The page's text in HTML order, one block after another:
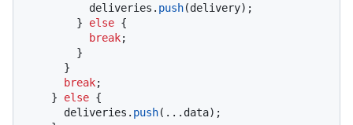
          deliveries.
push(delivery);
        }
else {
break;
break;
    }
else {
      deliveries.
push(...data);